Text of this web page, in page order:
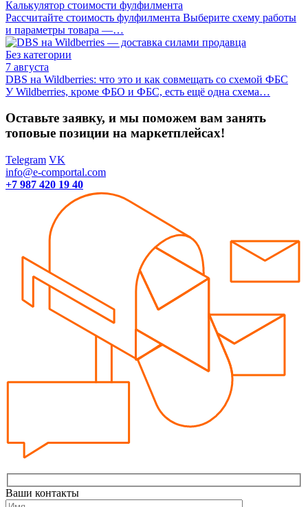
Калькулятор стоимости фулфилмента
Рассчитайте стоимость фулфилмента Выберите схему работы
и параметры товара —…
Без категории
7 августа
DBS на Wildberries: что это и как совмещать со схемой ФБС
У Wildberries, кроме ФБО и ФБС, есть ещё одна схема…
Оставьте заявку, и мы поможем вам занять
топовые позиции на маркетплейсах!
Telegram VK
info@e-comportal.com
+7 987 420 19 40
Ваши контакты